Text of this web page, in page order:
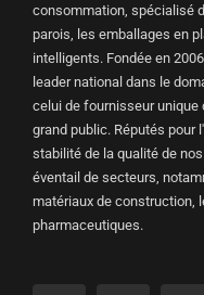
consommation, spécialisé
parois, les emballages en
intelligents. Fondée en
leader national dans le
celui de fournisseur
grand public. Réputés pour
stabilité de la qualité de
éventail de secteurs,
matériaux de construction,
pharmaceutiques.